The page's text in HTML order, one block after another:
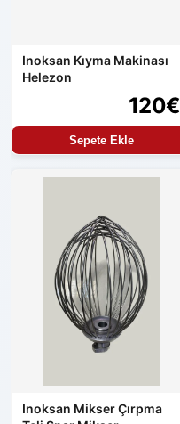
Inoksan Kıyma Makinası
Helezon
120€
Sepete Ekle
Inoksan Mikser Çırpma